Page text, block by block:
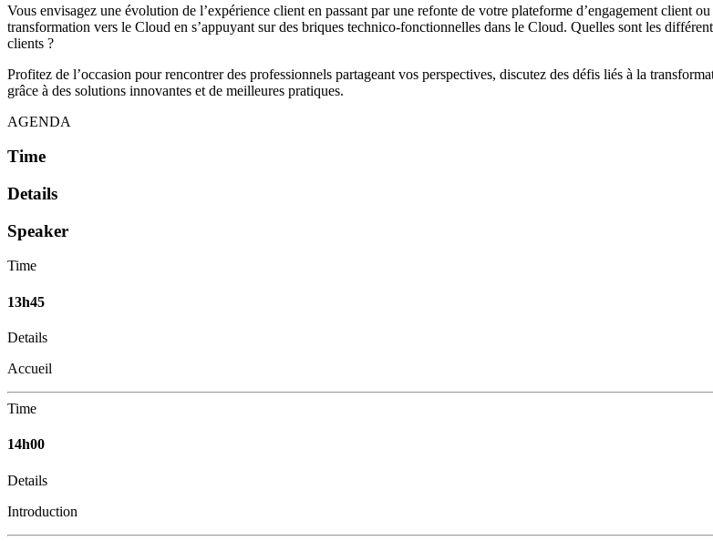
Vous envisagez une évolution de l’expérience client en passant par une refonte de votre plateforme d’engagement client
transformation vers le Cloud en s’appuyant sur des briques technico-fonctionnelles dans le Cloud. Quelles sont les
clients ?
Profitez de l’occasion pour rencontrer des professionnels partageant vos perspectives, discutez des défis liés à la
grâce à des solutions innovantes et de meilleures pratiques.
AGENDA
Time
Details
Speaker
Time
13h45
Details
Accueil
Time
14h00
Details
Introduction